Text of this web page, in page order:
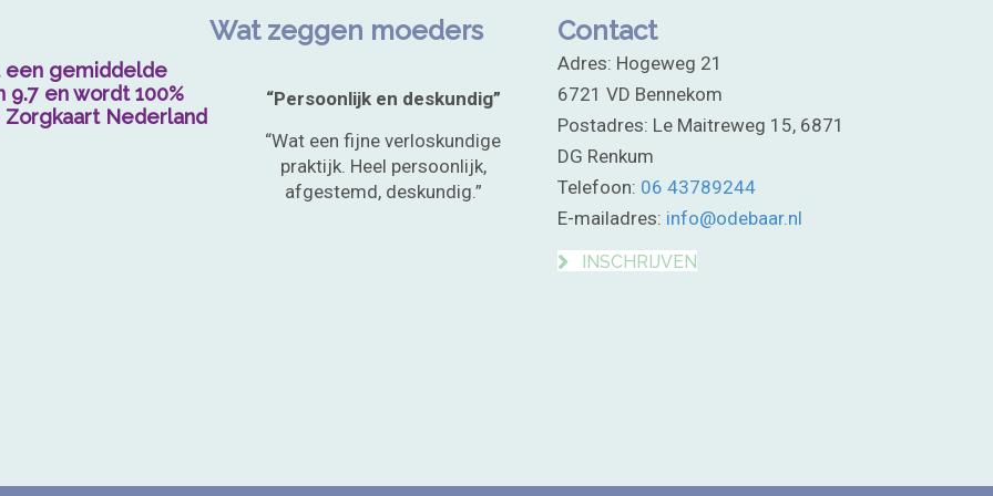
een gemiddelde
9.7 en wordt 100%
Nederland
Wat zeggen moeders
en liefdevol”
“Persoonlijk en deskundig”
“Wat een fijne verloskundige
praktijk. Heel persoonlijk,
afgestemd, deskundig.”
“Relaxte bevalling”
“Persoonlijk, warm, flexibel en
praktisch ingesteld, hiermee
omschrijf ik Riët (Odebaar) het
best. Zowel mijn zwangerschap
Contact
Adres: Hogeweg 21
6721 VD Bennekom
Postadres: Le Maitreweg 15, 6871
DG Renkum
Telefoon: 06 43789244
E-mailadres: info@odebaar.nl
INSCHRIJVEN